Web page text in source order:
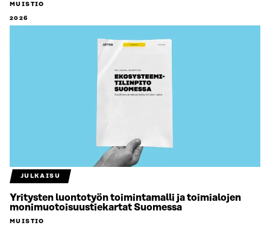
MUISTIO
2026
JULKAISU
Yritysten luontotyön toimintamalli ja toimialojen
monimuotoisuustiekartat Suomessa
MUISTIO